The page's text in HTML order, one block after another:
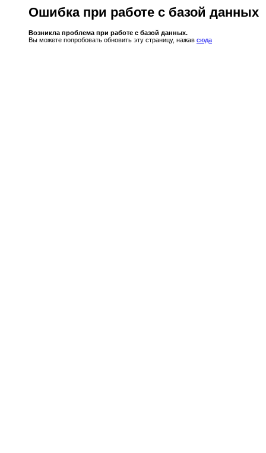
Ошибка при работе с базой данных
Возникла проблема при работе с базой данных.
Вы можете попробовать обновить эту страницу, нажав сюда